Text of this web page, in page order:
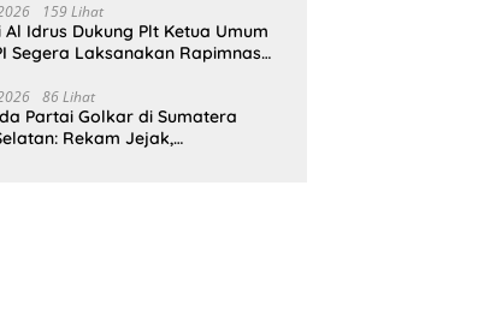
159 Lihat
Al Idrus Dukung Plt Ketua Umum
Segera Laksanakan Rapimnas
86 Lihat
Partai Golkar di Sumatera
Rekam Jejak,